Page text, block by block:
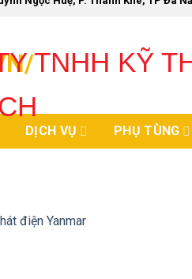
TNHH KỸ
DỊCH VỤ PHỤ TÙNG
điện Yanmar